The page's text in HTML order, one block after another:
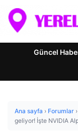
Güncel
Ana sayfa › Forumlar ›
geliyor! İşte NVIDIA